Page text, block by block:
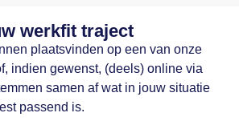
werkfit traject
plaatsvinden op een van onze
indien gewenst, (deels) online via
samen af wat in jouw situatie
passend is.